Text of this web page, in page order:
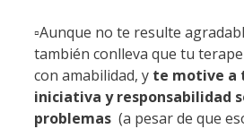
▫️Aunque no te resulte
también conlleva que tu
con amabilidad, y te motive a
iniciativa y responsabilidad
problemas (a pesar de que